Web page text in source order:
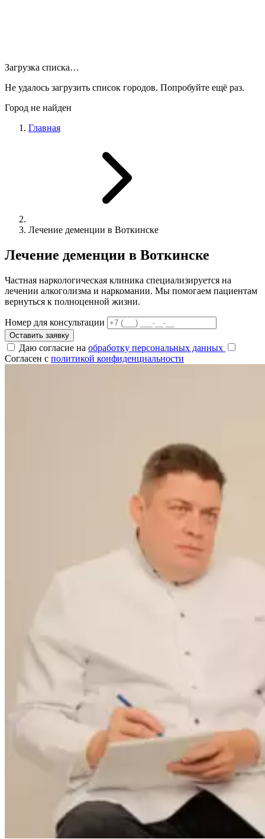
Загрузка списка…
Не удалось загрузить список городов. Попробуйте ещё раз.
Город не найден
Главная
Лечение деменции в Воткинске
Лечение деменции в Воткинске
Частная наркологическая клиника специализируется на
лечении алкоголизма и наркомании. Мы помогаем пациентам
вернуться к полноценной жизни.
Номер для консультации
Оставить заявку
Даю согласие на обработку персональных данных
Согласен с политикой конфиденциальности